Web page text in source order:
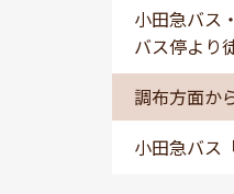
小田急バス
バス停より
調布方面か
小田急バス